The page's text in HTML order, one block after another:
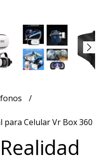
para Celular Vr Box 360